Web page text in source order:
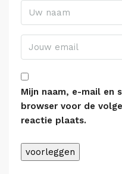
Mijn naam, e-mail en
browser voor de
reactie plaats.